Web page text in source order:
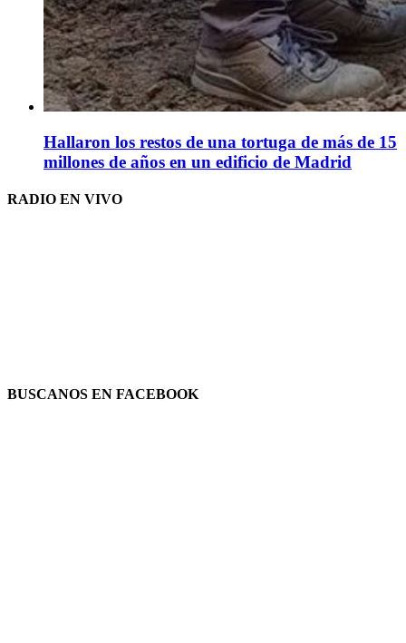
Hallaron los restos de una tortuga de más de 15
millones de años en un edificio de Madrid
RADIO EN VIVO
BUSCANOS EN FACEBOOK